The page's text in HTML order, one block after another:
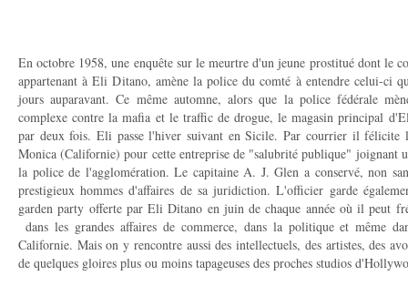
En octobre 1958, une enquête sur le meurtre d'un jeune prostitué dont le
appartenant à Eli Ditano, amène la police du comté à entendre celui-ci
jours auparavant. Ce même automne, alors que la police fédérale
complexe contre la mafia et le traffic de drogue, le magasin principal
par deux fois. Eli passe l'hiver suivant en Sicile. Par courrier il félicite
Monica (Californie) pour cette entreprise de "salubrité publique" joignant
la police de l'agglomération. Le capitaine A. J. Glen a conservé, non
prestigieux hommes d'affaires de sa juridiction. L'officier garde
garden party offerte par Eli Ditano en juin de chaque année où il peut
dans les grandes affaires de commerce, dans la politique et même
Californie. Mais on y rencontre aussi des intellectuels, des artistes, des
de quelques gloires plus ou moins tapageuses des proches studios